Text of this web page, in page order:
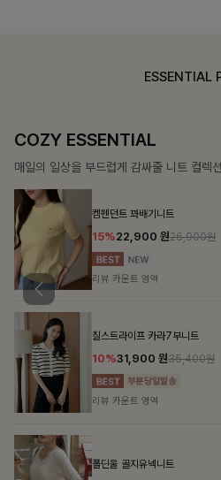
ESSENTIAL
DOUBLE THE JOY
함께할 때 더욱 완벽한, 합리적인 선택으로
필첸체크 스트링블라우스+플레
14%42,900원49,800원
리뷰 카운트 영역
팔롬드 링클블라우스+와이드팬
20%30,900원38,600원
리뷰 카운트 영역